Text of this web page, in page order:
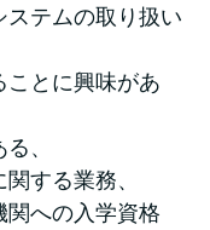
テムの取り扱い
ことに興味があ
、
する業務、
への入学資格